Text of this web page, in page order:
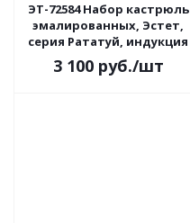
ЭТ-72584 Набор кастрюль
эмалированных, Эстет,
серия Рататуй, индукция
3 100руб./шт